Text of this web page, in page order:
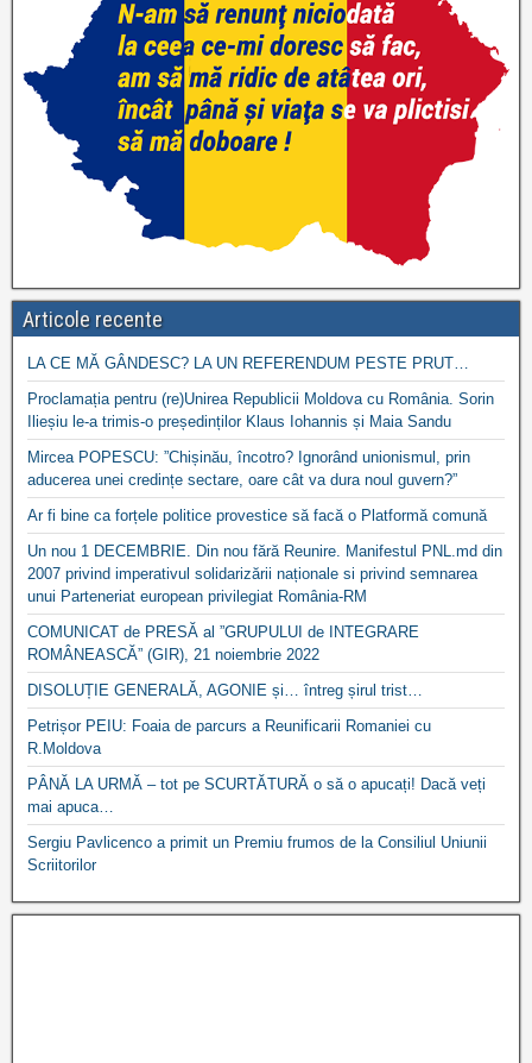
Articole recente
LA CE MĂ GÂNDESC? LA UN REFERENDUM PESTE PRUT…
Proclamația pentru (re)Unirea Republicii Moldova cu România. Sorin
Ilieșiu le-a trimis-o președinților Klaus Iohannis și Maia Sandu
Mircea POPESCU: ”Chișinău, încotro? Ignorând unionismul, prin
aducerea unei credințe sectare, oare cât va dura noul guvern?”
Ar fi bine ca forțele politice provestice să facă o Platformă comună
Un nou 1 DECEMBRIE. Din nou fără Reunire. Manifestul PNL.md din
2007 privind imperativul solidarizării naționale si privind semnarea
unui Parteneriat european privilegiat România-RM
COMUNICAT de PRESĂ al ”GRUPULUI de INTEGRARE
ROMÂNEASCĂ” (GIR), 21 noiembrie 2022
DISOLUȚIE GENERALĂ, AGONIE și… întreg șirul trist…
Petrișor PEIU: Foaia de parcurs a Reunificarii Romaniei cu
R.Moldova
PÂNĂ LA URMĂ – tot pe SCURTĂTURĂ o să o apucați! Dacă veți
mai apuca…
Sergiu Pavlicenco a primit un Premiu frumos de la Consiliul Uniunii
Scriitorilor